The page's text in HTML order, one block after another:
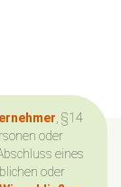
, §14
oder
eines
oder